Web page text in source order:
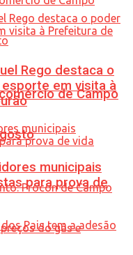
de Campo
Rego destaca o
em visita à
municipais
para prova de